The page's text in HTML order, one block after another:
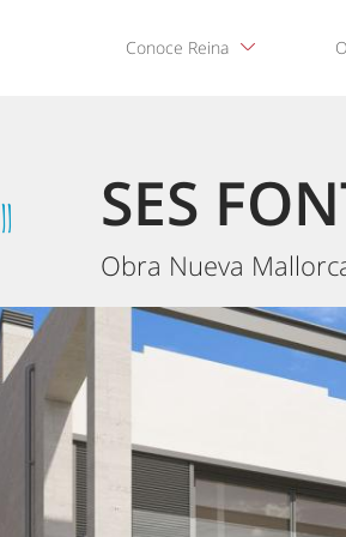
Conoce Reina
SES
Obra Nueva